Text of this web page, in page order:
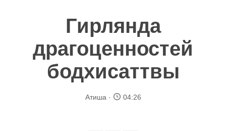
Гирлянда
драгоценностей
бодхисаттвы
Атиша 04:26